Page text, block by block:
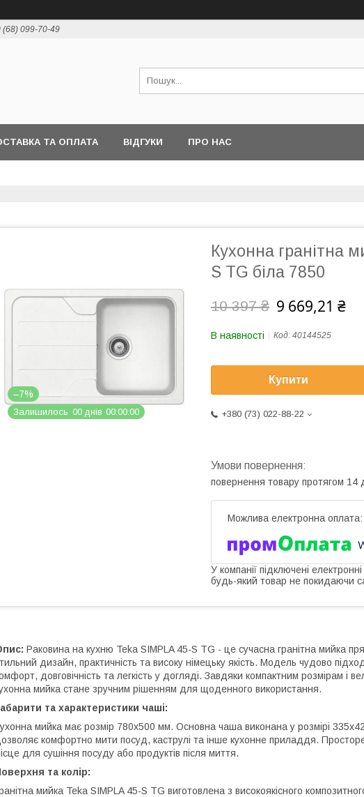
(68) 099-70-49
ТА ОПЛАТА ВІДГУКИ ПРО НАС
–7%
Залишилось 00 днів 00 00 00
Кухонна гранітна
S TG біла 7850
10 397 ₴ 9 669,21 ₴
В наявності Код: 40144525
Купити
+380 (73) 022-88-22
повернення товару протягом 14
У компанії підключені
будь-який товар не покидаючи
Раковина на кухню Teka SIMPLA 45-S TG - це сучасна гранітна мийка
дизайн, практичність та високу німецьку якість. Модель чудово
довговічність та легкість у догляді. Завдяки компактним розмірам і
мийка стане зручним рішенням для щоденного використання.
та характеристики чаші:
мийка має розмір 780х500 мм. Основна чаша виконана у розмірі
комфортно мити посуд, каструлі та інше кухонне приладдя.
для сушіння посуду або продуктів після миття.
та колір:
мийка Teka SIMPLA 45-S TG виготовлена з високоякісного